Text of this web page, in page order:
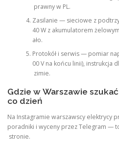
prawny w PL.
Zasilanie — sieciowe z
40 W z akumulatorem
ało.
Protokół i serwis — pomiar
00 V na końcu linii),
zimie.
Gdzie w Warszawie
co dzień
Na Instagramie warszawscy elektrycy
poradniki i wyceny przez Telegram —
stronie.